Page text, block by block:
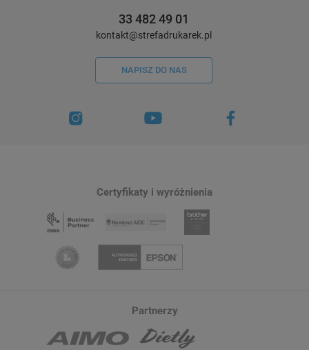
33 482 49 01
kontakt@strefadrukarek.pl
NAPISZ DO NAS
Certyfikaty i wyróżnienia
Partnerzy